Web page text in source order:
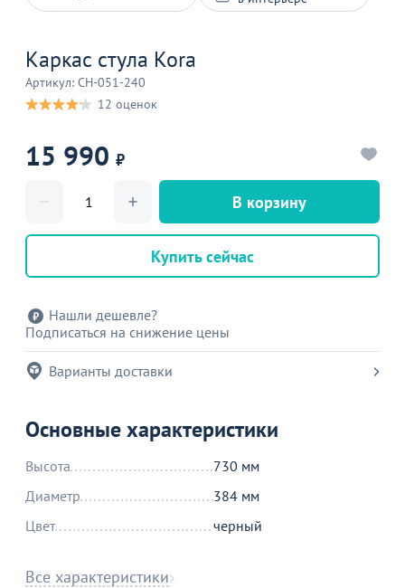
Каркас стула Kora
Артикул: CH-051-240
12 оценок
15 990 ₽
В корзину
Купить сейчас
Нашли дешевле?
Подписаться на снижение цены
Варианты доставки
Основные характеристики
Высота
730 мм
Диаметр
384 мм
Цвет
черный
Все характеристики